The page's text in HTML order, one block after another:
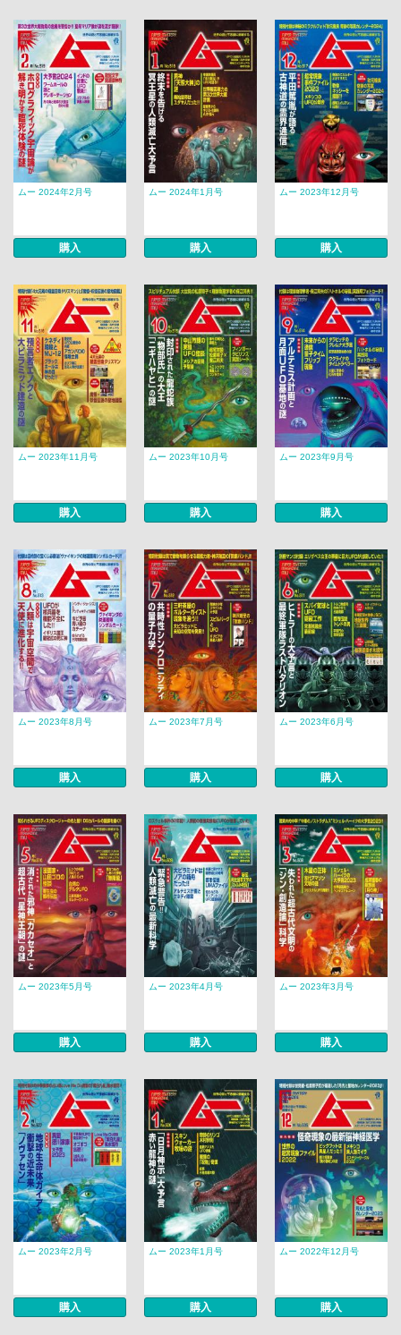
ムー 2024年2月号
購入
ムー 2024年1月号
購入
ムー 2023年12月号
購入
ムー 2023年11月号
購入
ムー 2023年10月号
購入
ムー 2023年9月号
購入
ムー 2023年8月号
購入
ムー 2023年7月号
購入
ムー 2023年6月号
購入
ムー 2023年5月号
購入
ムー 2023年4月号
購入
ムー 2023年3月号
購入
ムー 2023年2月号
購入
ムー 2023年1月号
購入
ムー 2022年12月号
購入